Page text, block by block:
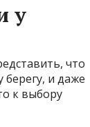
у
что
и даже
к выбору